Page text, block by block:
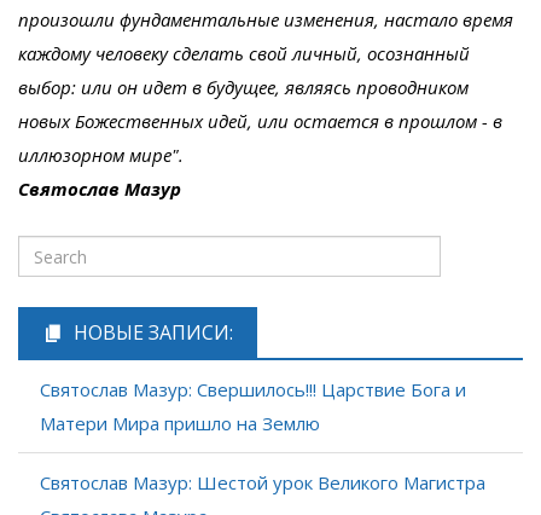
произошли фундаментальные изменения, настало время
каждому человеку сделать свой личный, осознанный
выбор: или он идет в будущее, являясь проводником
новых Божественных идей, или остается в прошлом - в
иллюзорном мире".
Святослав Мазур
НОВЫЕ ЗАПИСИ:
Святослав Мазур: Свершилось!!! Царствие Бога и
Матери Мира пришло на Землю
Святослав Мазур: Шестой урок Великого Магистра